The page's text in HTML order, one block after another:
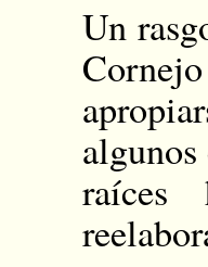
Un
raíces